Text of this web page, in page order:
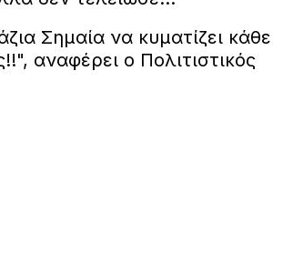
Σημαία να κυματίζει κάθε
αναφέρει ο Πολιτιστικός